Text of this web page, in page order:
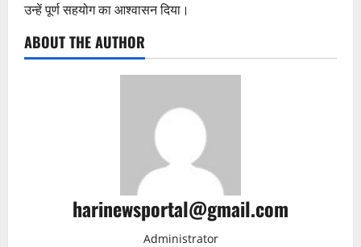
उन्हें पूर्ण सहयोग का आश्वासन दिया।
ABOUT THE AUTHOR
harinewsportal@gmail.com
Administrator